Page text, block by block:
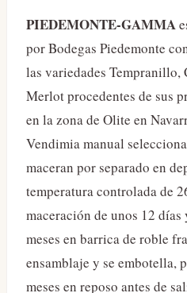
PIEDEMONTE-GAMMA
por Bodegas Piedemonte
las variedades Tempranillo,
Merlot procedentes de sus
en la zona de Olite en
Vendimia manual
maceran por separado en
temperatura controlada de
maceración de unos 12
meses en barrica de roble
ensamblaje y se embotella,
meses en reposo antes de